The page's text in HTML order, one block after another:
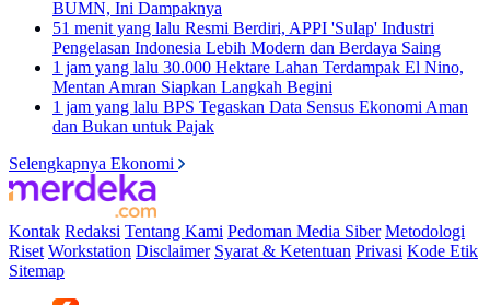
BUMN, Ini Dampaknya
51 menit yang lalu Resmi Berdiri, APPI 'Sulap' Industri
Pengelasan Indonesia Lebih Modern dan Berdaya Saing
1 jam yang lalu 30.000 Hektare Lahan Terdampak El Nino,
Mentan Amran Siapkan Langkah Begini
1 jam yang lalu BPS Tegaskan Data Sensus Ekonomi Aman
dan Bukan untuk Pajak
Selengkapnya Ekonomi
Kontak Redaksi Tentang Kami Pedoman Media Siber Metodologi
Riset Workstation Disclaimer Syarat & Ketentuan Privasi Kode Etik
Sitemap